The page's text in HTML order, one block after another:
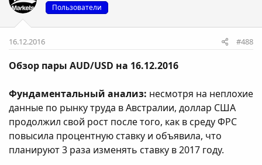
Пользователи
16.12.2016 #488
Обзор пары AUD/USD на 16.12.2016
Фундаментальный анализ: несмотря на неплохие
данные по рынку труда в Австралии, доллар США
продолжил свой рост после того, как в среду ФРС
повысила процентную ставку и объявила, что
планируют 3 раза изменять ставку в 2017 году.